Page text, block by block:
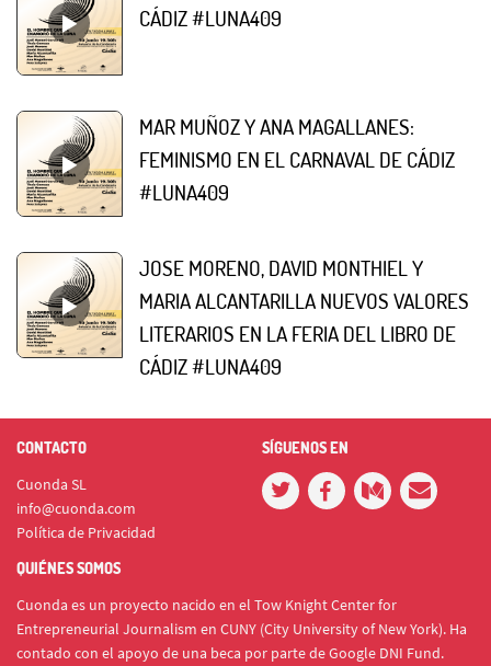
CÁDIZ #LUNA409
MAR MUÑOZ Y ANA MAGALLANES:
FEMINISMO EN EL CARNAVAL DE CÁDIZ
#LUNA409
JOSE MORENO, DAVID MONTHIEL Y
MARIA ALCANTARILLA NUEVOS VALORES
LITERARIOS EN LA FERIA DEL LIBRO DE
CÁDIZ #LUNA409
CONTACTO
Cuonda SL
info@cuonda.com
Política de Privacidad
SÍGUENOS EN
QUIÉNES SOMOS
Cuonda es un proyecto nacido en el Tow Knight Center for
Entrepreneurial Journalism en CUNY (City University of New York). Ha
contado con el apoyo de una beca por parte de Google DNI Fund.